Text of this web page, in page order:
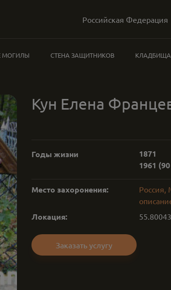
Российская Федерация
МОГИЛЫ СТЕНА ЗАЩИТНИКОВ КЛАДБИЩА
Кун Елена
Годы жизни
1871
1961
Место захоронения:
Россия,
Локация:
Заказать услугу